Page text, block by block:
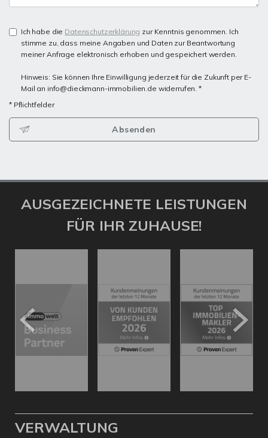
Ich habe die Datenschutzerklärung zur Kenntnis genommen. Ich
stimme zu, dass meine Angaben und Daten zur Beantwortung
meiner Anfrage elektronisch erhoben und gespeichert werden.
Hinweis: Sie können Ihre Einwilligung jederzeit für die Zukunft per E-
Mail an info@dieckmann-immobilien.de widerrufen. *
* Pflichtfelder
Absenden
AUSGEZEICHNETE LEISTUNGEN
FÜR IHR ZUHAUSE!
VERWALTUNG